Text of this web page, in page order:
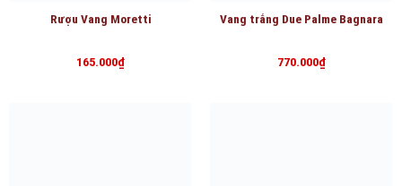
Rượu Vang Moretti
165.000₫
Vang trắng Due Palme Bagnara
770.000₫